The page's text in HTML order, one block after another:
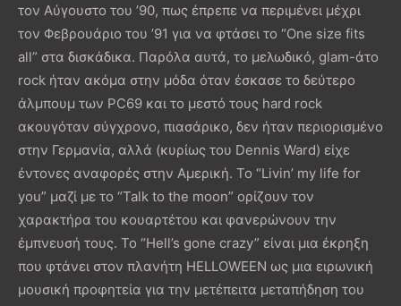
τον Αύγουστο του ’90, πως έπρεπε να περιμένει μέχρι
τον Φεβρουάριο του ’91 για να φτάσει το “One size fits
all” στα δισκάδικα. Παρόλα αυτά, το μελωδικό, glam-άτο
rock ήταν ακόμα στην μόδα όταν έσκασε το δεύτερο
άλμπουμ των PC69 και το μεστό τους hard rock
ακουγόταν σύγχρονο, πιασάρικο, δεν ήταν περιορισμένο
στην Γερμανία, αλλά (κυρίως του Dennis Ward) είχε
έντονες αναφορές στην Αμερική. Το “Livin’ my life for
you” μαζί με το “Talk to the moon” ορίζουν τον
χαρακτήρα του κουαρτέτου και φανερώνουν την
έμπνευσή τους. Το “Hell’s gone crazy” είναι μια έκρηξη
που φτάνει στον πλανήτη HELLOWEEN ως μια ειρωνική
μουσική προφητεία για την μετέπειτα μεταπήδηση του